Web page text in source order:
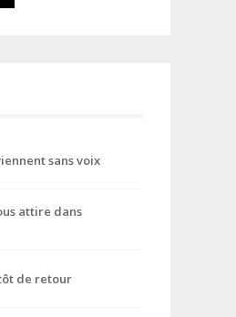
sans voix
attire dans
de retour